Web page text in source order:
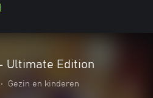
Ultimate Edition
• Gezin en kinderen